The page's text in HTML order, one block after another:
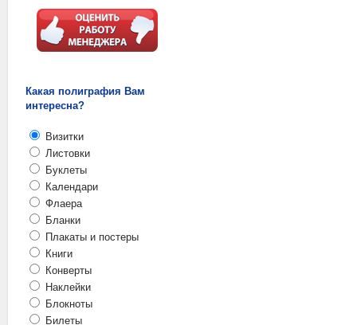
Какая полиграфия Вам
интересна?
Визитки
Листовки
Буклеты
Календари
Флаера
Бланки
Плакаты и постеры
Книги
Конверты
Наклейки
Блокноты
Билеты